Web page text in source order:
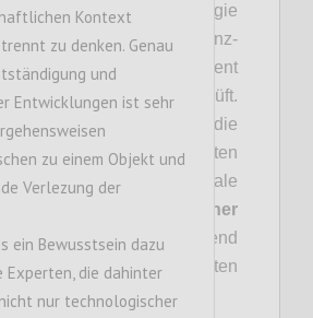
soliden Basistechnologie
Möglichkeit, einen Distanz-
der permanent
zwischen Personen prüft.
aktiv werden, falls die
Distanzen unterschritten
System würde als lokale
Cloud!) mit
einfacher
wo laufend
Distanzdaten
Kontext
zu denken. Genau
und
Entwicklungen ist sehr
zu einem Objekt und
Verlezung der
ein Bewusstsein dazu
die dahinter
nur technologischer